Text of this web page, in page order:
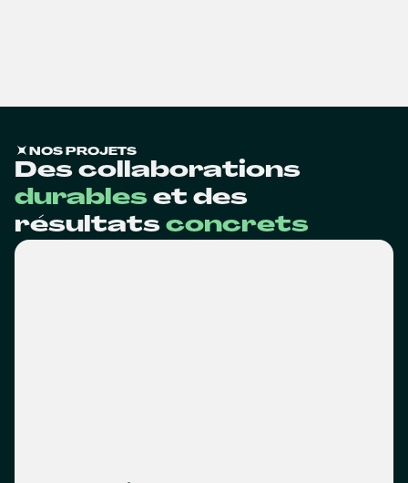
NOS PROJETS
Des collaborations
durables et des
résultats concrets